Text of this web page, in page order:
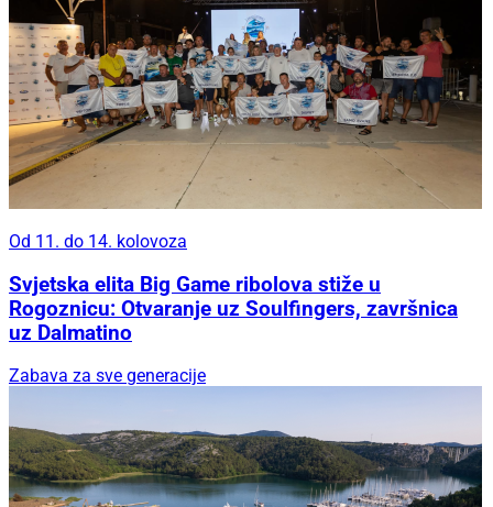
Od 11. do 14. kolovoza
Svjetska elita Big Game ribolova stiže u
Rogoznicu: Otvaranje uz Soulfingers, završnica
uz Dalmatino
Zabava za sve generacije